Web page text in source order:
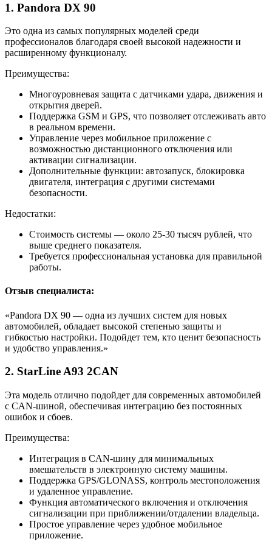
1. Pandora DX 90
Это одна из самых популярных моделей среди
профессионалов благодаря своей высокой надежности и
расширенному функционалу.
Преимущества:
Многоуровневая защита с датчиками удара, движения и
открытия дверей.
Поддержка GSM и GPS, что позволяет отслеживать авто
в реальном времени.
Управление через мобильное приложение с
возможностью дистанционного отключения или
активации сигнализации.
Дополнительные функции: автозапуск, блокировка
двигателя, интеграция с другими системами
безопасности.
Недостатки:
Стоимость системы — около 25-30 тысяч рублей, что
выше среднего показателя.
Требуется профессиональная установка для правильной
работы.
Отзыв специалиста:
«Pandora DX 90 — одна из лучших систем для новых
автомобилей, обладает высокой степенью защиты и
гибкостью настройки. Подойдет тем, кто ценит безопасность
и удобство управления.»
2. StarLine A93 2CAN
Эта модель отлично подойдет для современных автомобилей
с CAN-шиной, обеспечивая интеграцию без постоянных
ошибок и сбоев.
Преимущества:
Интеграция в CAN-шину для минимальных
вмешательств в электронную систему машины.
Поддержка GPS/GLONASS, контроль местоположения
и удаленное управление.
Функция автоматического включения и отключения
сигнализации при приближении/отдалении владельца.
Простое управление через удобное мобильное
приложение.